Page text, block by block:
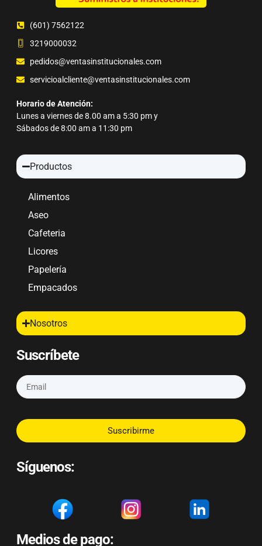
(601) 7562122
3219000032
pedidos@ventasinstitucionales.com
servicioalcliente@ventasinstitucionales.com
Horario de Atención:
Lunes a viernes de 8.00 am a 5:30 pm y
Sábados de 8:00 am a 11:30 pm
Productos
Alimentos
Aseo
Cafeteria
Licores
Papelería
Empacados
Nosotros
Suscríbete
Suscribirme
Síguenos:
Medios de pago: